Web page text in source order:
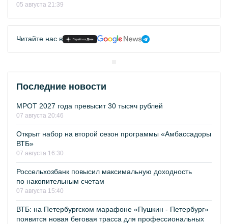
05 августа 21:39
Читайте нас в
Последние новости
МРОТ 2027 года превысит 30 тысяч рублей
07 августа 20:46
Открыт набор на второй сезон программы «Амбассадоры
ВТБ»
07 августа 16:30
Россельхозбанк повысил максимальную доходность
по накопительным счетам
07 августа 15:40
ВТБ: на Петербургском марафоне «Пушкин - Петербург»
появится новая беговая трасса для профессиональных